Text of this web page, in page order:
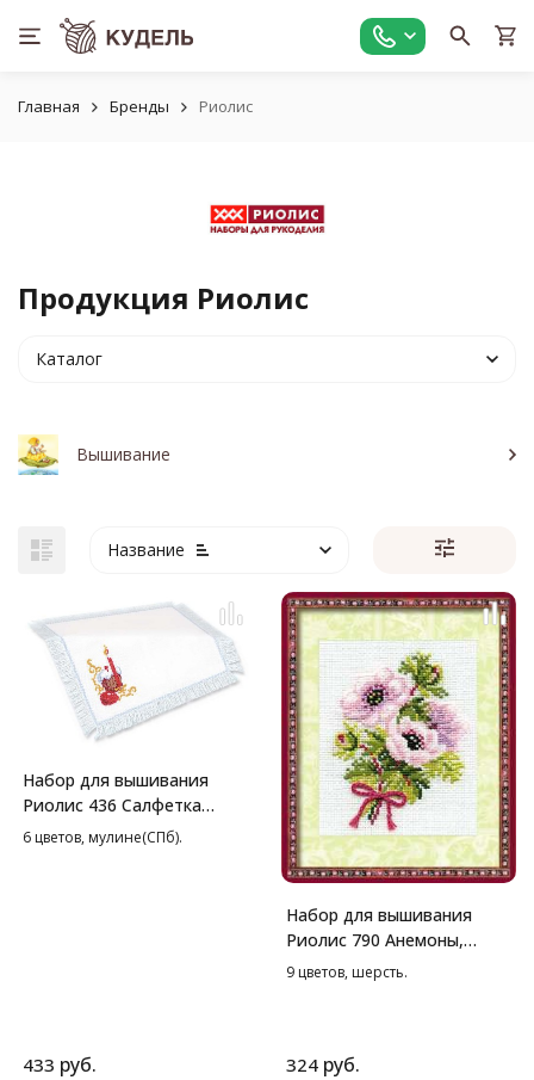
Главная Бренды Риолис
Продукция Риолис
Каталог
Вышивание
Название
Набор для вышивания
Риолис 436 Салфетка
Пасхальный набор, 27*27
6 цветов, мулине(СПб).
433 руб.
Набор для вышивания
Риолис 790 Анемоны,
13*16 см
9 цветов, шерсть.
324 руб.